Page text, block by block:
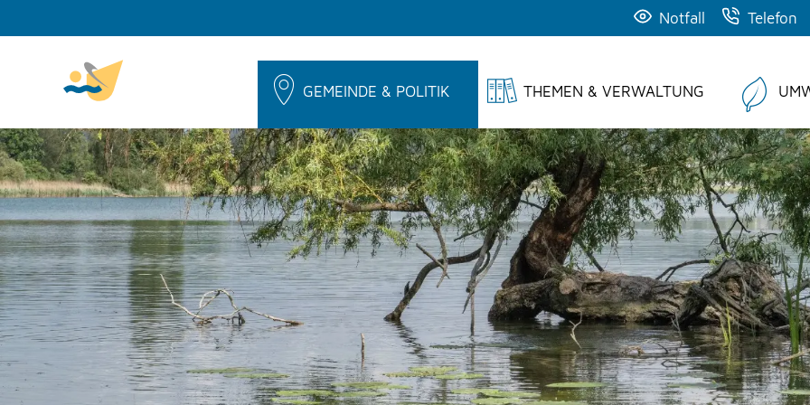
Notfall Telefon
GEMEINDE & POLITIK THEMEN & VERWALTUNG